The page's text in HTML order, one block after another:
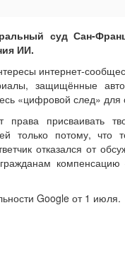
суд Сан-
ИИ.
интернет-
защищённые
«цифровой след»
присваивать
потому, что
отказался от
Google от 1 июля.